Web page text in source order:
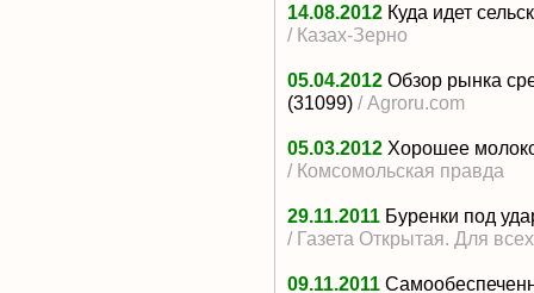
14.08.2012 Куда идет
/ Казах-Зерно
05.04.2012 Обзор рынка
(31099) / Agroru.com
05.03.2012 Хорошее
/ Комсомольская правда
29.11.2011 Буренки под
/ Газета Открытая. Для
09.11.2011